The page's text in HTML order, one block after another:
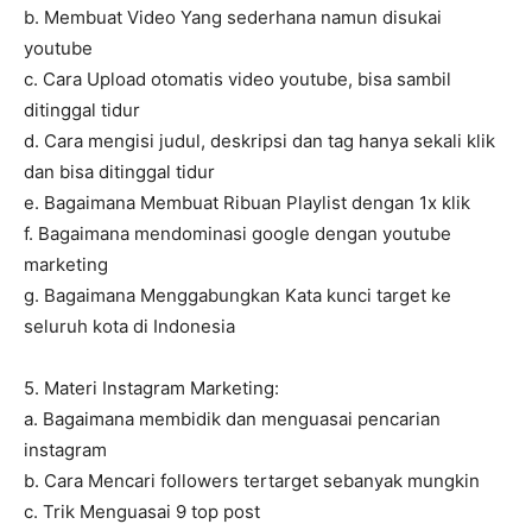
b. Membuat Video Yang sederhana namun disukai
youtube
c. Cara Upload otomatis video youtube, bisa sambil
ditinggal tidur
d. Cara mengisi judul, deskripsi dan tag hanya sekali klik
dan bisa ditinggal tidur
e. Bagaimana Membuat Ribuan Playlist dengan 1x klik
f. Bagaimana mendominasi google dengan youtube
marketing
g. Bagaimana Menggabungkan Kata kunci target ke
seluruh kota di Indonesia
5. Materi Instagram Marketing:
a. Bagaimana membidik dan menguasai pencarian
instagram
b. Cara Mencari followers tertarget sebanyak mungkin
c. Trik Menguasai 9 top post